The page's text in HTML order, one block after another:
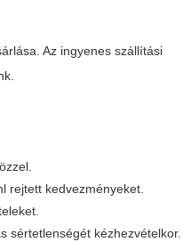
Az ingyenes szállítási
rejtett kedvezményeket.
sértetlenségét kézhezvételkor.